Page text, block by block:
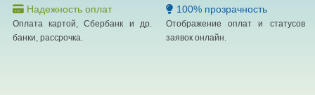
Надежность оплат
Оплата картой, Сбербанк и др.
банки, рассрочка.
100% прозрачность
Отображение оплат и статусов
заявок онлайн.